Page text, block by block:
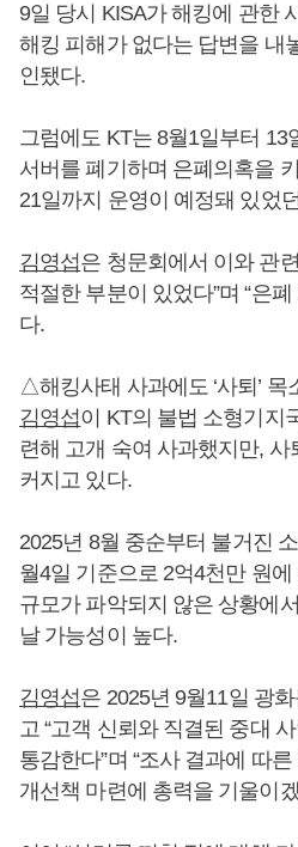
9일 당시 KISA가 해킹에 관한
해킹 피해가 없다는 답변을 내
인됐다.
그럼에도 KT는 8월1일부터 13
서버를 폐기하며 은폐의혹을
21일까지 운영이 예정돼 있었
김영섭은 청문회에서 이와 관
적절한 부분이 있었다”며 “은
다.
△해킹사태 사과에도 ‘사퇴’ 목
김영섭이 KT의 불법 소형기지
련해 고개 숙여 사과했지만,
커지고 있다.
2025년 8월 중순부터 불거진
월4일 기준으로 2억4천만 원
규모가 파악되지 않은 상황에
날 가능성이 높다.
김영섭은 2025년 9월11일 광
고 “고객 신뢰와 직결된 중대
통감한다”며 “조사 결과에 따
개선책 마련에 총력을 기울이